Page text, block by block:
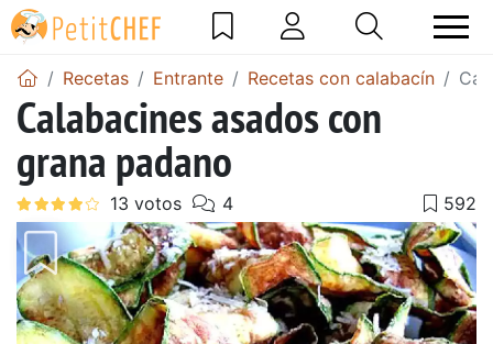
Recetas Entrante Recetas con calabacín
Calabacines asados con
grana padano